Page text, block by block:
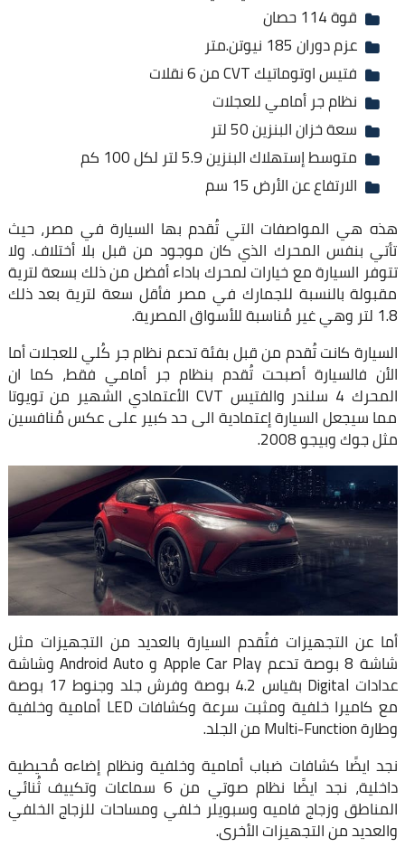
قوة 114 حصان
عزم دوران 185 نيوتن.متر
فتيس اوتوماتيك CVT من 6 نقلات
نظام جر أمامي للعجلات
سعة خزان البنزين 50 لتر
متوسط إستهلاك البنزين 5.9 لتر لكل 100 كم
الارتفاع عن الأرض 15 سم
هذه هي المواصفات التي تُقدم بها السيارة في مصر، حيث
تأتي بنفس المحرك الذي كان موجود من قبل بلا أختلاف. ولا
تتوفر السيارة مع خيارات لمحرك باداء أفضل من ذلك بسعة لترية
مقبولة بالنسبة للجمارك في مصر فأقل سعة لترية بعد ذلك
1.8 لتر وهي غير مُناسبة للأسواق المصرية.
السيارة كانت تُقدم من قبل بفئة تدعم نظام جر كُلي للعجلات أما
الأن فالسيارة أصبحت تُقدم بنظام جر أمامي فقط، كما ان
المحرك 4 سلندر والفتيس CVT الأعتمادي الشهير من تويوتا
مما سيجعل السيارة إعتمادية الى حد كبير على عكس مُنافسين
مثل جوك وبيجو 2008.
أما عن التجهيزات فتُقدم السيارة بالعديد من التجهيزات مثل
شاشة 8 بوصة تدعم Apple Car Play و Android Auto وشاشة
عدادات Digital بقياس 4.2 بوصة وفرش جلد وجنوط 17 بوصة
مع كاميرا خلفية ومثبت سرعة وكشافات LED أمامية وخلفية
وطارة Multi-Function من الجلد.
نجد ايضًا كشافات ضباب أمامية وخلفية ونظام إضاءه مُحيطية
داخلية، نجد ايضًا نظام صوتي من 6 سماعات وتكييف ثُنائي
المناطق وزجاج فاميه وسبويلر خلفي ومساحات للزجاج الخلفي
والعديد من التجهيزات الأخرى.